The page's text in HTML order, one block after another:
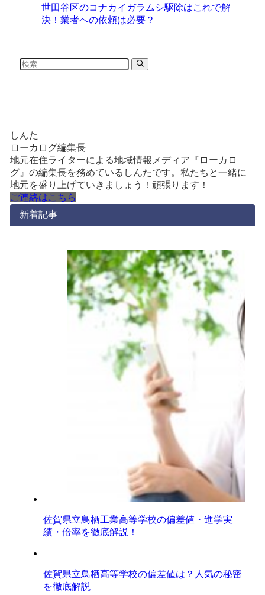
世田谷区のコナカイガラムシ駆除はこれで解
決！業者への依頼は必要？
しんた
ローカログ編集長
地元在住ライターによる地域情報メディア『ローカロ
グ』の編集長を務めているしんたです。私たちと一緒に
地元を盛り上げていきましょう！頑張ります！
ご連絡はこちら
新着記事
佐賀県立鳥栖工業高等学校の偏差値・進学実
績・倍率を徹底解説！
佐賀県立鳥栖高等学校の偏差値は？人気の秘密
を徹底解説